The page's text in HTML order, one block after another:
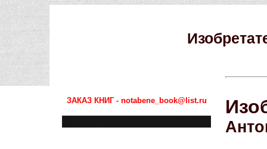
ЗАКАЗ КНИГ - notabene_book@list.ru